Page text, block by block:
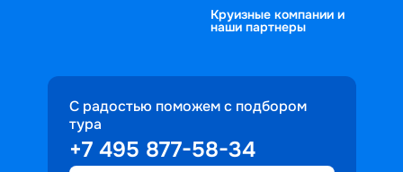
Круизные компании и
наши партнеры
С радостью поможем с подбором
тура
+7 495 877-58-34